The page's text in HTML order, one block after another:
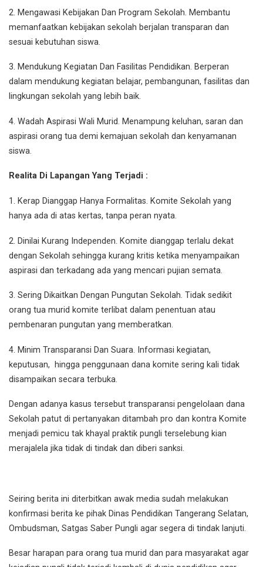
2. Mengawasi Kebijakan Dan Program Sekolah. Membantu
memanfaatkan kebijakan sekolah berjalan transparan dan
sesuai kebutuhan siswa.
3. Mendukung Kegiatan Dan Fasilitas Pendidikan. Berperan
dalam mendukung kegiatan belajar, pembangunan, fasilitas dan
lingkungan sekolah yang lebih baik.
4. Wadah Aspirasi Wali Murid. Menampung keluhan, saran dan
aspirasi orang tua demi kemajuan sekolah dan kenyamanan
siswa.
Realita Di Lapangan Yang Terjadi :
1. Kerap Dianggap Hanya Formalitas. Komite Sekolah yang
hanya ada di atas kertas, tanpa peran nyata.
2. Dinilai Kurang Independen. Komite dianggap terlalu dekat
dengan Sekolah sehingga kurang kritis ketika menyampaikan
aspirasi dan terkadang ada yang mencari pujian semata.
3. Sering Dikaitkan Dengan Pungutan Sekolah. Tidak sedikit
orang tua murid komite terlibat dalam penentuan atau
pembenaran pungutan yang memberatkan.
4. Minim Transparansi Dan Suara. Informasi kegiatan,
keputusan, hingga penggunaan dana komite sering kali tidak
disampaikan secara terbuka.
Dengan adanya kasus tersebut transparansi pengelolaan dana
Sekolah patut di pertanyakan ditambah pro dan kontra Komite
menjadi pemicu tak khayal praktik pungli terselebung kian
merajalela jika tidak di tindak dan diberi sanksi.
Seiring berita ini diterbitkan awak media sudah melakukan
konfirmasi berita ke pihak Dinas Pendidikan Tangerang Selatan,
Ombudsman, Satgas Saber Pungli agar segera di tindak lanjuti.
Besar harapan para orang tua murid dan para masyarakat agar